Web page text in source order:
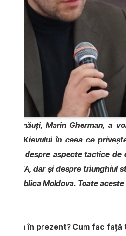
Cernăuți, Marin Gherman, a
Kievului în ceea ce
despre aspecte tactice
și SUA, dar și despre triunghiul
Republica Moldova. Toate
în prezent? Cum fac